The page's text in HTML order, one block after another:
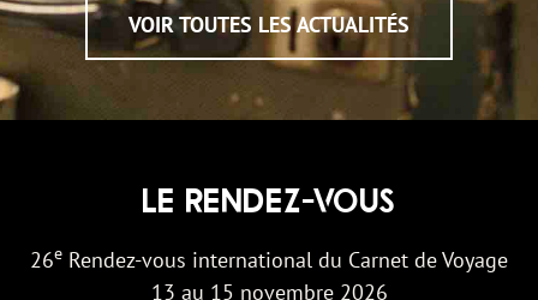
VOIR TOUTES LES ACTUALITÉS
LE RENDEZ-VOUS
26e Rendez-vous international du Carnet de Voyage
13 au 15 novembre 2026